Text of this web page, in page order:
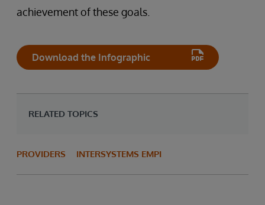
achievement of these goals.
Download the Infographic
RELATED TOPICS
PROVIDERS INTERSYSTEMS EMPI